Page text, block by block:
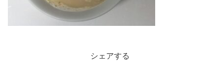
シェアする